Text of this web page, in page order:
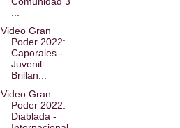
Video Gran
Poder 2022:
Caporales -
Juvenil
Brillan...
Video Gran
Poder 2022:
Diablada -